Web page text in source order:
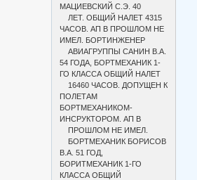
МАЦИЕВСКИЙ С.Э. 40
ЛЕТ. ОБЩИЙ НАЛЕТ 4315
ЧАСОВ. АП В ПРОШЛОМ НЕ
ИМЕЛ. БОРТИНЖЕНЕР
АВИАГРУППЫ САНИН В.А.
54 ГОДА, БОРТМЕХАНИК 1-
ГО КЛАССА ОБЩИЙ НАЛЕТ
16460 ЧАСОВ. ДОПУЩЕН К
ПОЛЕТАМ
БОРТМЕХАНИКОМ-
ИНСРУКТОРОМ. АП В
ПРОШЛОМ НЕ ИМЕЛ.
БОРТМЕХАНИК БОРИСОВ
В.А. 51 ГОД,
БОРИТМЕХАНИК 1-ГО
КЛАССА ОБЩИЙ